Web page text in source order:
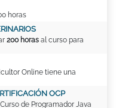
horas
200 horas al curso para
Online tiene una
OCP
de Programador Java